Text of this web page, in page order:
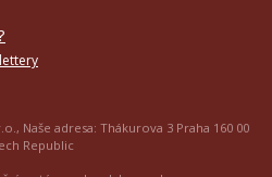
Naše adresa: Thákurova 3 Praha 160 00
Republic